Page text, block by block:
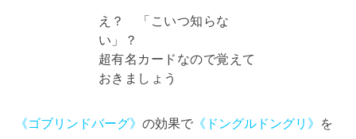
え？ 「こいつ知らな
い」？
超有名カードなので覚えて
おきましょう
《ゴブリンドバーグ》 の効果で 《ドングルドングリ》 を